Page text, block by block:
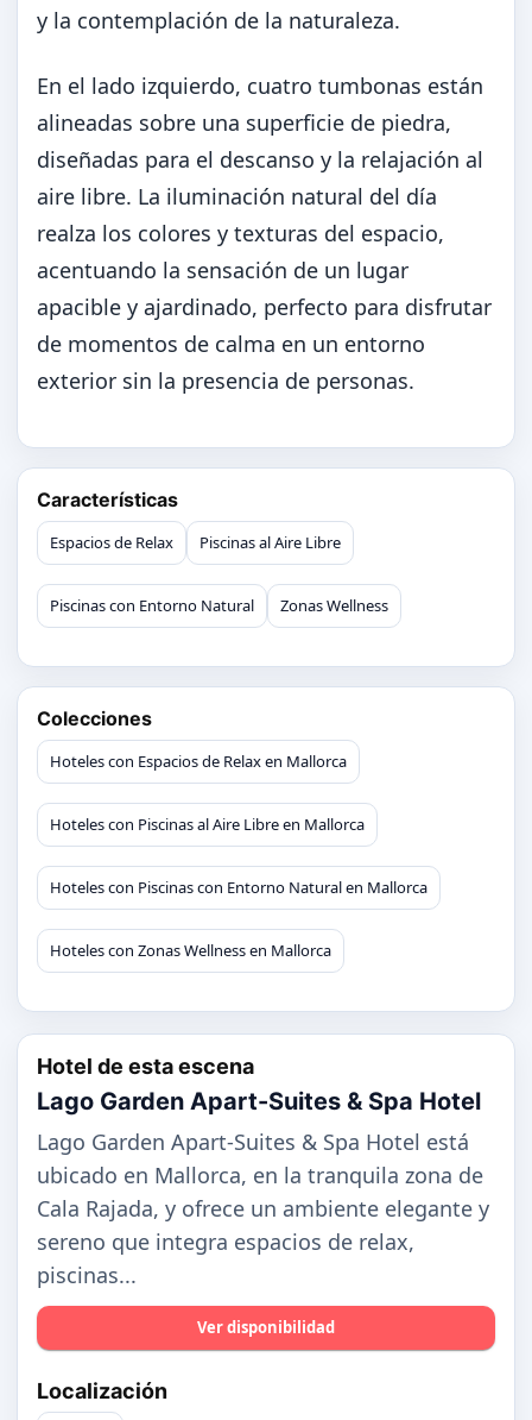
y la contemplación de la naturaleza.
En el lado izquierdo, cuatro tumbonas están
alineadas sobre una superficie de piedra,
diseñadas para el descanso y la relajación al
aire libre. La iluminación natural del día
realza los colores y texturas del espacio,
acentuando la sensación de un lugar
apacible y ajardinado, perfecto para disfrutar
de momentos de calma en un entorno
exterior sin la presencia de personas.
Características
Espacios de Relax Piscinas al Aire Libre
Piscinas con Entorno Natural Zonas Wellness
Colecciones
Hoteles con Espacios de Relax en Mallorca
Hoteles con Piscinas al Aire Libre en Mallorca
Hoteles con Piscinas con Entorno Natural en Mallorca
Hoteles con Zonas Wellness en Mallorca
Hotel de esta escena
Lago Garden Apart-Suites & Spa Hotel
Lago Garden Apart-Suites & Spa Hotel está
ubicado en Mallorca, en la tranquila zona de
Cala Rajada, y ofrece un ambiente elegante y
sereno que integra espacios de relax,
piscinas...
Ver disponibilidad
Localización